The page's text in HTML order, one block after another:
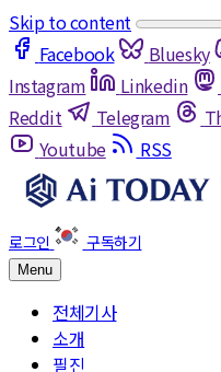
Skip to content
Facebook
Bluesky
Instagram
Linkedin
Reddit
Telegram
Youtube
RSS
Menu
전체기사
소개
필진